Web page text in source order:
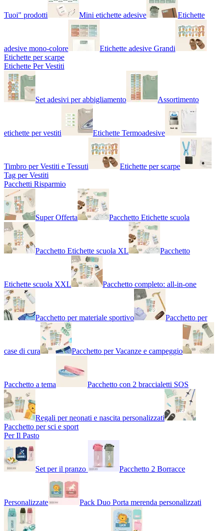
Tuoi" prodotti Mini etichette adesive Etichette
adesive mono-colore
Etichette adesive Grandi
Etichette per scarpe
Etichette Per Vestiti
Set adesivi per abbigliamento Assortimento
etichette per vestiti Etichette Termoadesive
Timbro per Vestiti e Tessuti
Etichette per scarpe
Tag per Vestiti
Pacchetti Risparmio
Super Offerta Pacchetto Etichette scuola
Pacchetto Etichette scuola XL Pacchetto
Etichette scuola XXL Pacchetto completo: all-in-one
Pacchetto per materiale sportivo Pacchetto per
case di cura Pacchetto per Vacanze e campeggio
Pacchetto a tema Pacchetto con 2 braccialetti SOS
Regali per neonati e nascita personalizzati
Pacchetto per sci e sport
Per Il Pasto
Set per il pranzo Pacchetto 2 Borracce
Personalizzate Pack Duo Porta merenda personalizzati